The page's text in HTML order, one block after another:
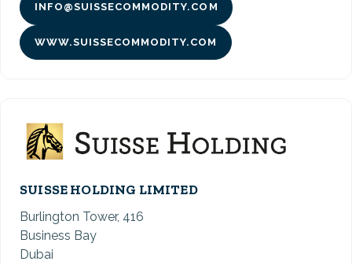
INFO@SUISSECOMMODITY.COM
WWW.SUISSECOMMODITY.COM
SUISSE HOLDING LIMITED
Burlington Tower, 416
Business Bay
Dubai